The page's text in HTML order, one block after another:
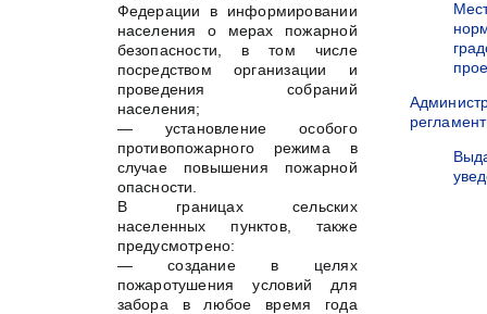
Федерации в информировании
населения о мерах пожарной
безопасности, в том числе
посредством организации и
проведения собраний
населения;
— установление особого
противопожарного режима в
случае повышения пожарной
опасности.
В границах сельских
населенных пунктов, также
предусмотрено:
— создание в целях
пожаротушения условий для
забора в любое время года